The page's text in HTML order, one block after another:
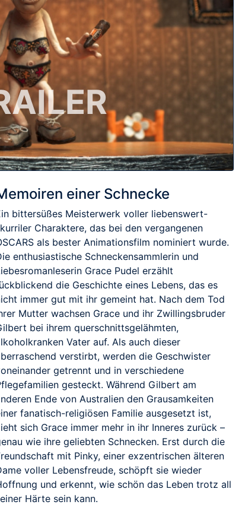
einer Schnecke
bittersüßes Meisterwerk voller liebenswert-
Charaktere, das bei den vergangenen
als bester Animationsfilm nominiert wurde.
enthusiastische Schneckensammlerin und
Grace Pudel erzählt
die Geschichte eines Lebens, das es
immer gut mit ihr gemeint hat. Nach dem Tod
Mutter wachsen Grace und ihr Zwillingsbruder
bei ihrem querschnittsgelähmten,
Vater auf. Als auch dieser
verstirbt, werden die Geschwister
getrennt und in verschiedene
gesteckt. Während Gilbert am
Ende von Australien den Grausamkeiten
fanatisch-religiösen Familie ausgesetzt ist,
sich Grace immer mehr in ihr Inneres zurück –
wie ihre geliebten Schnecken. Erst durch die
mit Pinky, einer exzentrischen älteren
voller Lebensfreude, schöpft sie wieder
und erkennt, wie schön das Leben trotz all
Härte sein kann.